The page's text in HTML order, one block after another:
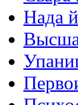
Нада